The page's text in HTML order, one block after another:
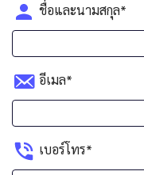
ชื่อและนามสกุล*
อีเมล*
เบอร์โทร*